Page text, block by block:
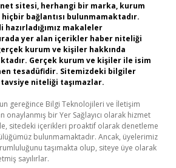
sitesi, herhangi bir marka, kurum
bağlantısı bulunmamaktadır.
hazırladığımız makaleler
yer alan içerikler haber niteliği
kurum ve kişiler hakkında
Gerçek kurum ve kişiler ile isim
tesadüfidir. Sitemizdeki bilgiler
niteliği taşımazlar.
gereğince Bilgi Teknolojileri ve İletişim
onaylanmış bir Yer Sağlayıcı olarak hizmet
sitedeki içerikleri proaktif olarak denetleme
bulunmamaktadır. Ancak, üyelerimiz
taşımakta olup, siteye üye olarak
sayılırlar.